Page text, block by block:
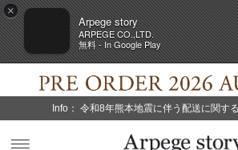
×
Arpege story
ARPEGE CO.,LTD.
無料 - In Google Play
Info： 令和8年熊本地震に伴う配送に関す